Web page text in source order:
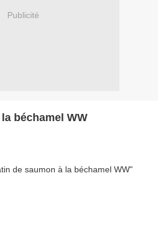
Publicité
béchamel WW